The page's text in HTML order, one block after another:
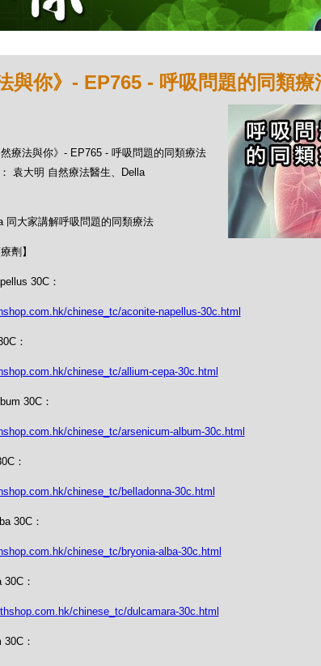
與你》- EP765 - 呼吸問題的同類療
療法與你》- EP765 - 呼吸問題的同類療法
袁大明 自然療法醫生、Della
同大家講解呼吸問題的同類療法
劑】
30C：
chinese_tc/aconite-napellus-30c.html
：
chinese_tc/allium-cepa-30c.html
30C：
chinese_tc/arsenicum-album-30c.html
：
chinese_tc/belladonna-30c.html
30C：
chinese_tc/bryonia-alba-30c.html
：
chinese_tc/dulcamara-30c.html
：